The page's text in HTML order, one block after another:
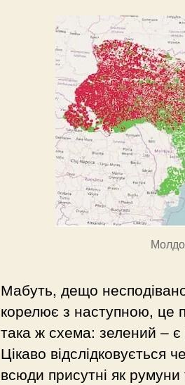
Мабуть, дещо
корелює з наступною, це
така ж схема: зелений –
Цікаво відслідковується
всюди присутні як